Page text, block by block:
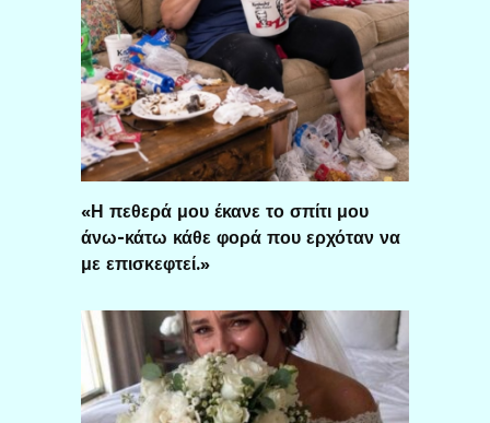
«Η πεθερά μου έκανε το σπίτι μου
άνω-κάτω κάθε φορά που ερχόταν να
με επισκεφτεί.»